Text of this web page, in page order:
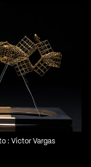
: Victor Vargas